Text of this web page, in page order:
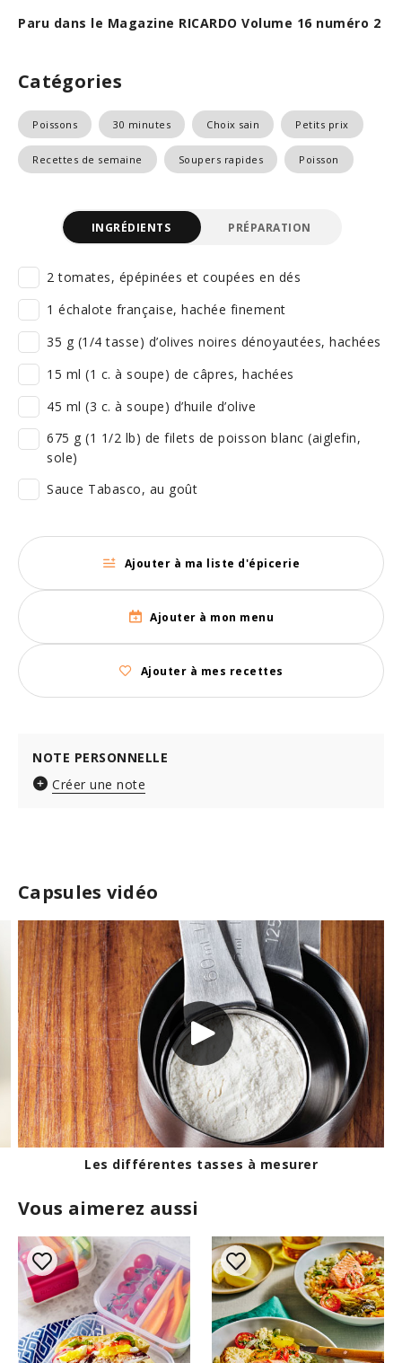
Paru dans le Magazine RICARDO Volume 16 numéro 2
Catégories
Poissons 30 minutes Choix sain Petits prix
Recettes de semaine Soupers rapides Poisson
Capsules vidéo
Les différentes
Vous aimerez aussi
INGRÉDIENTS PRÉPARATION
2 tomates, épépinées et coupées en dés
1 échalote française, hachée finement
35 g (1/4 tasse) d’olives noires dénoyautées, hachées
15 ml (1 c. à soupe) de câpres, hachées
45 ml (3 c. à soupe) d’huile d’olive
675 g (1 1/2 lb) de filets de poisson blanc (aiglefin,
sole)
Sauce Tabasco, au goût
Ajouter à ma liste d'épicerie
Ajouter à mon menu
Ajouter à mes recettes
NOTE PERSONNELLE
Créer une note